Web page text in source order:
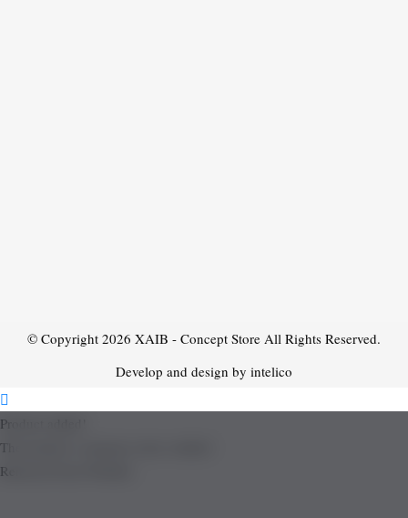
© Copyright 2026 XAIB - Concept Store All Rights Reserved.
Develop and design by intelico
Product added!
The product is already in the wishlist!
Removed from Wishlist